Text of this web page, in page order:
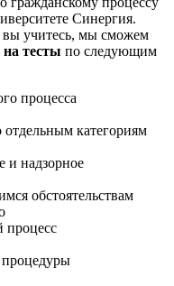
Синергия.
вы учитесь, мы сможем
тесты по следующим
процесса
категориям
и надзорное
обстоятельствам
процесс